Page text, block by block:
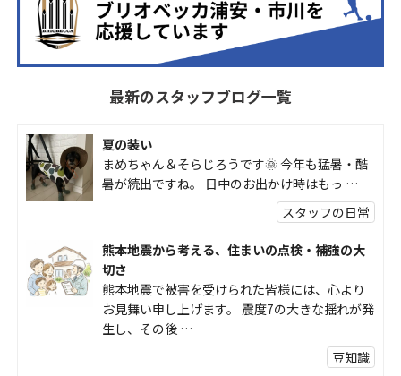
最新のスタッフブログ一覧
夏の装い
まめちゃん＆そらじろうです🌞 今年も猛暑・酷
暑が続出ですね。 日中のお出かけ時はもっ …
スタッフの日常
熊本地震から考える、住まいの点検・補強の大
切さ
熊本地震で被害を受けられた皆様には、心より
お見舞い申し上げます。 震度7の大きな揺れが発
生し、その後 …
豆知識